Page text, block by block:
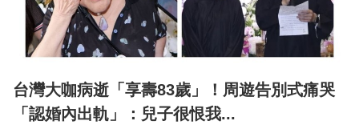
台灣大咖病逝「享壽83歲」！周遊告別式痛哭
「認婚內出軌」：兒子很恨我...